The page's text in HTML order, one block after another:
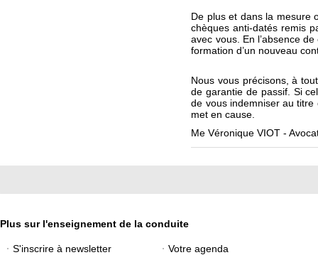
De plus et dans la mesure
chèques anti-datés remis
avec vous. En l’absence
formation d’un nouveau
Nous vous précisons, à
de garantie de passif. Si
de vous indemniser au
met en cause.
Me Véronique VIOT -
Plus sur l'enseignement de la conduite
S'inscrire à newsletter
Votre agenda